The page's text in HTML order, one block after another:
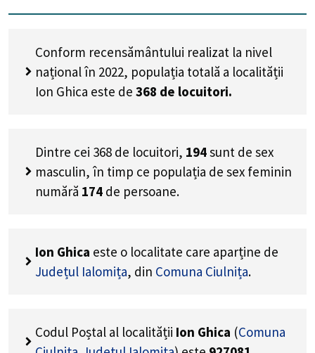
Conform recensământului realizat la nivel
național în 2022, populația totală a localității
Ion Ghica este de 368 de locuitori.
Dintre cei 368 de locuitori, 194sunt de sex
masculin, în timp ce populația de sex feminin
numără 174 de persoane.
Ion Ghica este o localitate care aparține de
Județul Ialomița, din Comuna Ciulnița.
Codul Poștal al localității Ion Ghica (Comuna